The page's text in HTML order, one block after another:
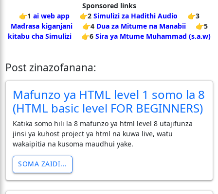
Sponsored links
👉1 ai web app 👉2 Simulizi za Hadithi Audio
👉3
Madrasa kiganjani
👉4 Dua za Mitume na Manabii
👉5
kitabu cha Simulizi
👉6 Sira ya Mtume Muhammad (s.a.w)
Post zinazofanana:
Mafunzo ya HTML level 1 somo la 8
(HTML basic level FOR BEGINNERS)
Katika somo hili la 8 mafunzo ya html level 8 utajifunza
jinsi ya kuhost project ya html na kuwa live, watu
wakaipitia na kusoma maudhui yake.
SOMA ZAIDI...